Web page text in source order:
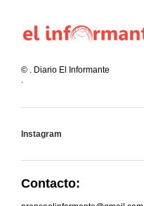
© . Diario El Informante
.
Instagram
Contacto: